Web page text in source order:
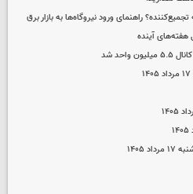
راهنمای ورود نیروگاه‌ها به بازار برق
آینده
شد
۱۴۰۵